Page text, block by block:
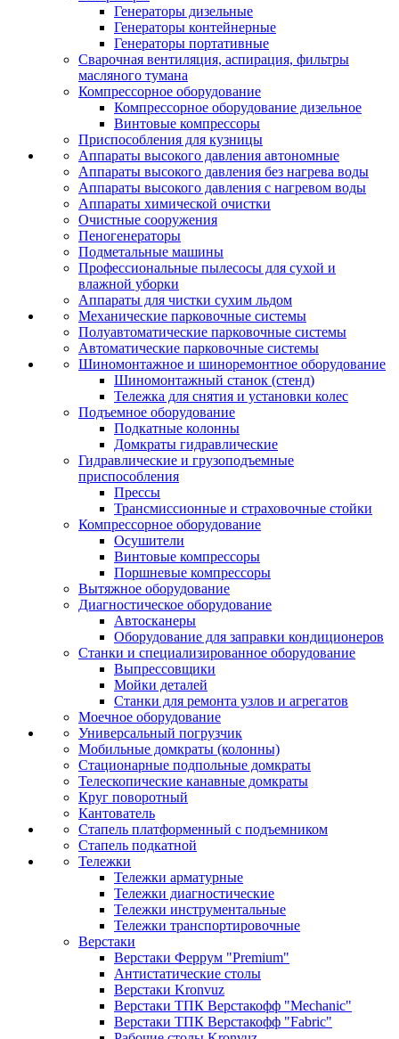
Генераторы дизельные
Генераторы контейнерные
Генераторы портативные
Сварочная вентиляция, аспирация, фильтры
масляного тумана
Компрессорное оборудование
Компрессорное оборудование дизельное
Винтовые компрессоры
Приспособления для кузницы
Аппараты высокого давления автономные
Аппараты высокого давления без нагрева воды
Аппараты высокого давления с нагревом воды
Аппараты химической очистки
Очистные сооружения
Пеногенераторы
Подметальные машины
Профессиональные пылесосы для сухой и
влажной уборки
Аппараты для чистки сухим льдом
Механические парковочные системы
Полуавтоматические парковочные системы
Автоматические парковочные системы
Шиномонтажное и шиноремонтное оборудование
Шиномонтажный станок (стенд)
Тележка для снятия и установки колес
Подъемное оборудование
Подкатные колонны
Домкраты гидравлические
Гидравлические и грузоподъемные
приспособления
Прессы
Трансмиссионные и страховочные стойки
Компрессорное оборудование
Осушители
Винтовые компрессоры
Поршневые компрессоры
Вытяжное оборудование
Диагностическое оборудование
Автосканеры
Оборудование для заправки кондиционеров
Станки и специализированное оборудование
Выпрессовщики
Мойки деталей
Станки для ремонта узлов и агрегатов
Моечное оборудование
Универсальный погрузчик
Мобильные домкраты (колонны)
Стационарные подпольные домкраты
Телескопические канавные домкраты
Круг поворотный
Кантователь
Стапель платформенный с подъемником
Стапель подкатной
Тележки
Тележки арматурные
Тележки диагностические
Тележки инструментальные
Тележки транспортировочные
Верстаки
Верстаки Феррум "Premium"
Антистатические столы
Верстаки Kronvuz
Верстаки ТПК Верстакофф "Mechanic"
Верстаки ТПК Верстакофф "Fabric"